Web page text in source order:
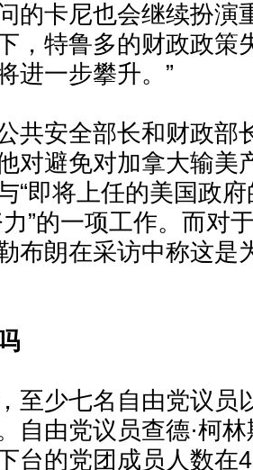
的卡尼也会继续扮演
，特鲁多的财政政策
进一步攀升。”
共安全部长和财政部
对避免对加拿大输美
“即将上任的美国政
”的一项工作。而对
布朗在采访中称这是
至少七名自由党议员
自由党议员查德·柯
台的党团成员人数在